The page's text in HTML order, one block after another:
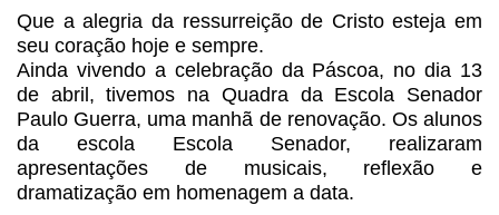
Que a alegria da ressurreição de Cristo esteja em
seu coração hoje e sempre.
Ainda vivendo a celebração da Páscoa, no dia 13
de abril, tivemos na Quadra da Escola Senador
Paulo Guerra, uma manhã de renovação. Os alunos
da escola Escola Senador, realizaram
apresentações de musicais, reflexão e
dramatização em homenagem a data.